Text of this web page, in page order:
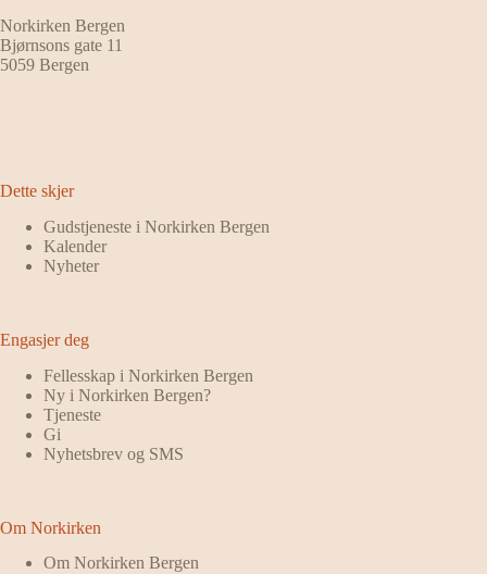
Norkirken Bergen
Bjørnsons gate 11
5059 Bergen
Dette skjer
Gudstjeneste i Norkirken Bergen
Kalender
Nyheter
Engasjer deg
Fellesskap i Norkirken Bergen
Ny i Norkirken Bergen?
Tjeneste
Gi
Nyhetsbrev og SMS
Om Norkirken
Om Norkirken Bergen